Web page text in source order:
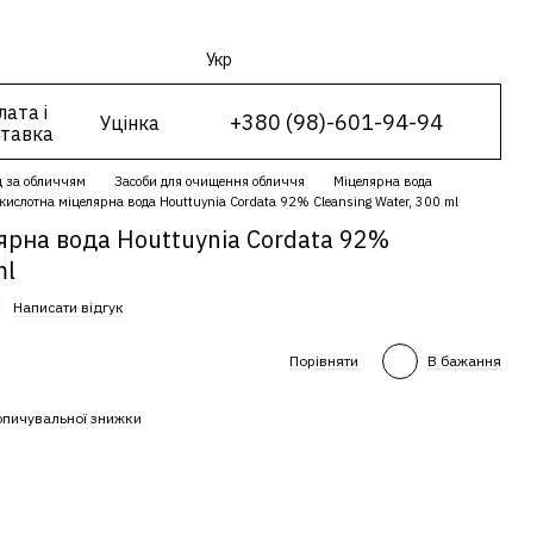
Укр
і
Уцінка +380 (98)-601-94-94
за обличчям Засоби для очищення обличчя
Міцелярна вода
міцелярна вода Houttuynia Cordata 92% Cleansing Water, 300 ml
вода Houttuynia Cordata 92%
Написати відгук
Порівняти В бажання
знижки